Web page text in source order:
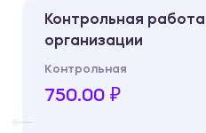
Контрольная
организации
Контрольная
750.00 ₽